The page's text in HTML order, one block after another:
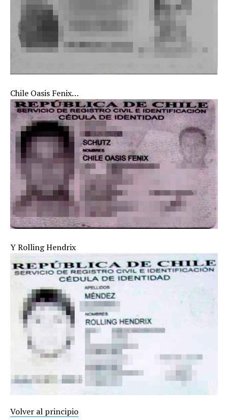
Chile Oasis Fenix…
Y Rolling Hendrix
Volver al principio